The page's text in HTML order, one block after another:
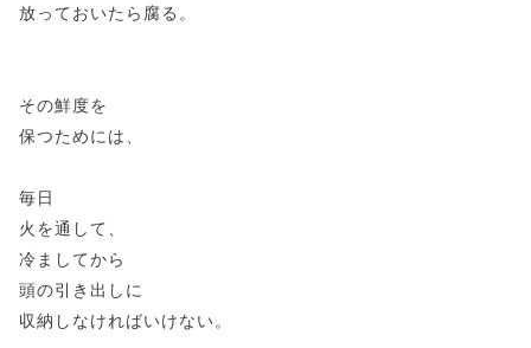
放っておいたら腐る。
その鮮度を
保つためには、
毎日
火を通して、
冷ましてから
頭の引き出しに
収納しなければいけない。